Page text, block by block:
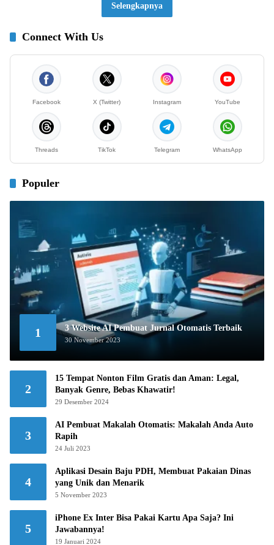
Selengkapnya
Connect With Us
Facebook X (Twitter) Instagram YouTube
Threads TikTok Telegram WhatsApp
Populer
1 3 Website AI Pembuat Jurnal Otomatis Terbaik
30 November 2023
2
15 Tempat Nonton Film Gratis dan Aman: Legal,
Banyak Genre, Bebas Khawatir!
29 Desember 2024
3
AI Pembuat Makalah Otomatis: Makalah Anda Auto
Rapih
24 Juli 2023
4
Aplikasi Desain Baju PDH, Membuat Pakaian Dinas
yang Unik dan Menarik
5 November 2023
5
iPhone Ex Inter Bisa Pakai Kartu Apa Saja? Ini
Jawabannya!
19 Januari 2024